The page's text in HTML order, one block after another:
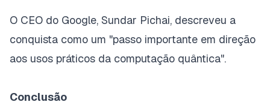
O CEO do Google, Sundar Pichai, descreveu a
conquista como um "passo importante em direção
aos usos práticos da computação quântica".
Conclusão